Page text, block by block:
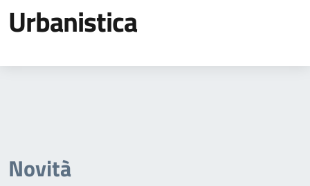
Urbanistica
Dettagli della notizia
Novità